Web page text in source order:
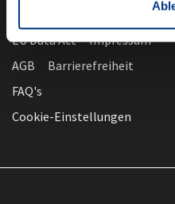
EU Data Act
Impressum
AGB
Barrierefreiheit
FAQ's
Cookie-Einstellungen